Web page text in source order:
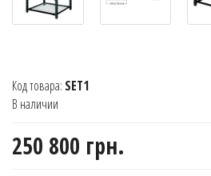
Код товара: SET1
В наличии
250 800 грн.